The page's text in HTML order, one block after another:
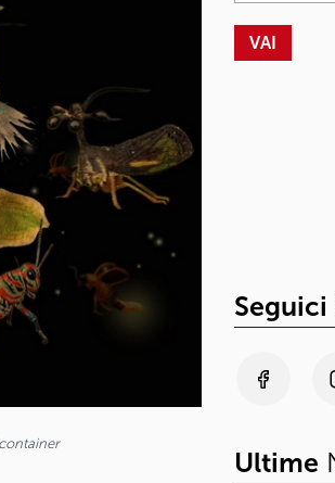
Seguici
Ultime